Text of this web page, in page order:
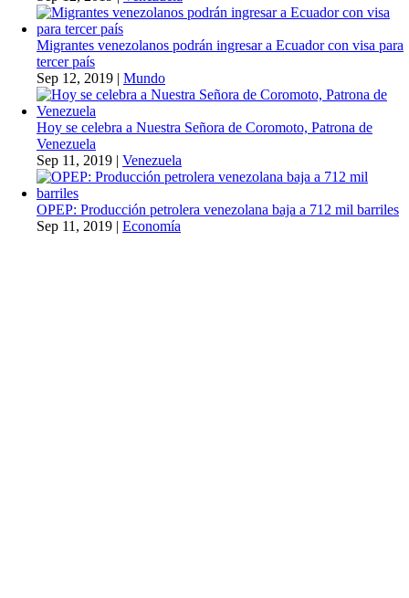
Migrantes venezolanos podrán ingresar a Ecuador con visa para
tercer país
Sep 12, 2019 | Mundo
Hoy se celebra a Nuestra Señora de Coromoto, Patrona de
Venezuela
Sep 11, 2019 | Venezuela
OPEP: Producción petrolera venezolana baja a 712 mil barriles
Sep 11, 2019 | Economía